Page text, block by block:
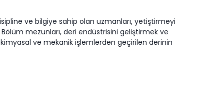
ve bilgiye sahip olan uzmanları, yetiştirmeyi
mezunları, deri endüstrisini geliştirmek ve
ve mekanik işlemlerden geçirilen derinin